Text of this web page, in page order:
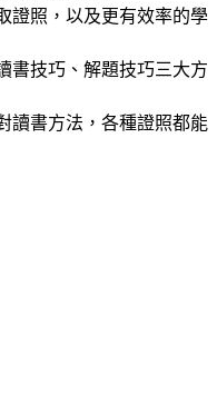
證照，以及更有效率的學
書技巧、解題技巧三大方
讀書方法，各種證照都能